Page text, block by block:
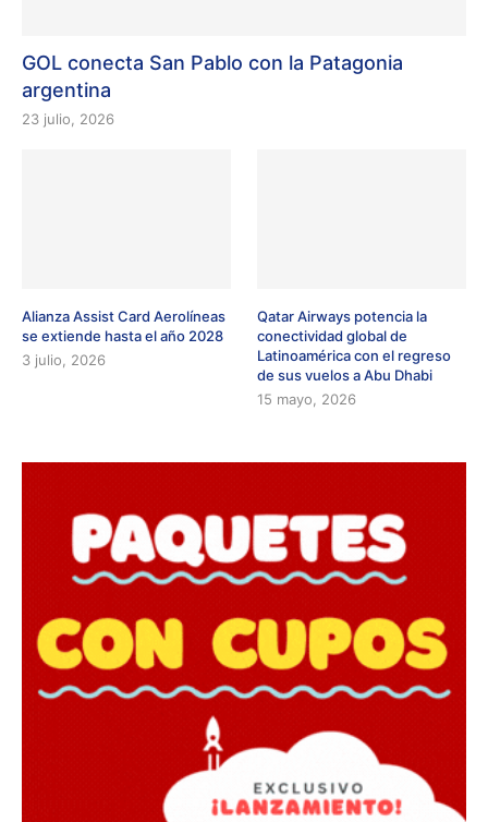
GOL conecta San Pablo con la Patagonia
argentina
23 julio, 2026
Alianza Assist Card Aerolíneas
se extiende hasta el año 2028
3 julio, 2026
Qatar Airways potencia la
conectividad global de
Latinoamérica con el regreso
de sus vuelos a Abu Dhabi
15 mayo, 2026